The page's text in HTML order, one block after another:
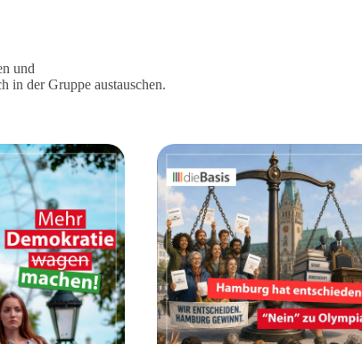
und
in der Gruppe austauschen.